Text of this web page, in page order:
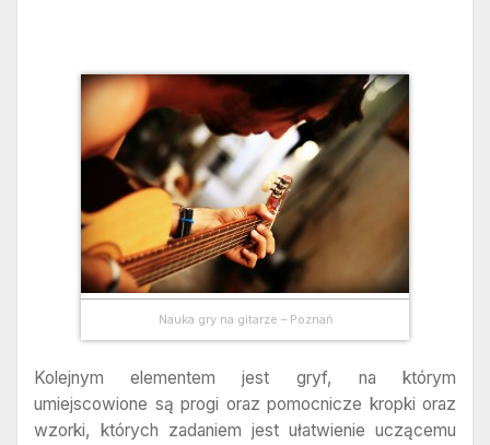
Nauka gry na gitarze – Poznań
Kolejnym elementem jest gryf, na którym
umiejscowione są progi oraz pomocnicze kropki oraz
wzorki, których zadaniem jest ułatwienie uczącemu